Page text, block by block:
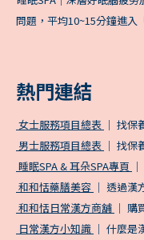
問題，平均10~15分鐘進入
熱門連結
女士服務項目總表 ｜ 找保
男士服務項目總表 ｜ 找保
睡眠SPA & 耳朵SPA專頁
和和恬藥膳美容 ｜ 透過
和和恬日常漢方商舖 ｜
日常漢方小知識 ｜ 什麼是